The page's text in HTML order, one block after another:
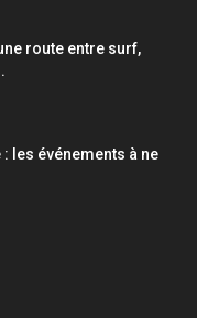
route entre surf,
les événements à ne